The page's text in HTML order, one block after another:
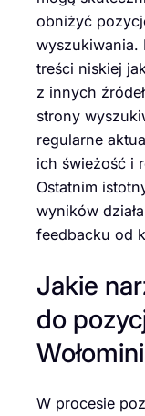
obniżyć
wyszukiwania.
treści niskiej
z innych
strony
regularne
ich świeżość i
Ostatnim
wyników
feedbacku od
Jakie
do
W procesie